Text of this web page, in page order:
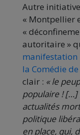
Autre
« Montpellier
«
autoritaire »
manifestation
la Comédie
clair : « le
populaire ! […]
actualités
politique
en place, qui,